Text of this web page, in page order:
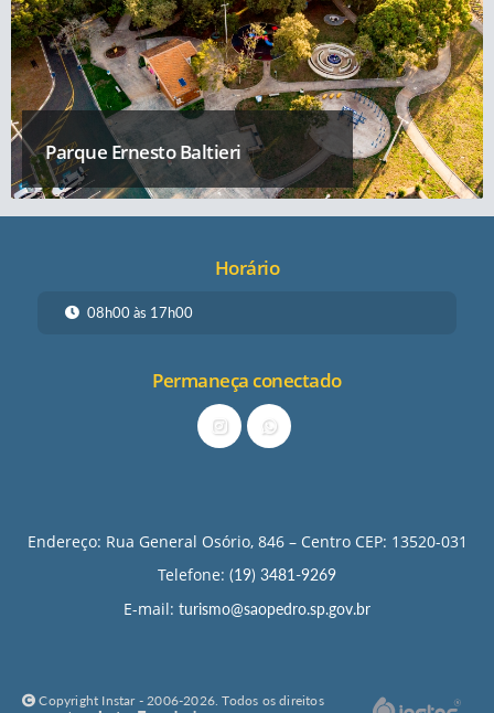
Parque Ernesto Baltieri
Horário
08h00 às 17h00
Permaneça conectado
Endereço: Rua General Osório, 846 – Centro CEP: 13520-031
Telefone: (19) 3481-9269
E-mail: turismo@saopedro.sp.gov.br
Copyright Instar - 2006-2026. Todos os direitos